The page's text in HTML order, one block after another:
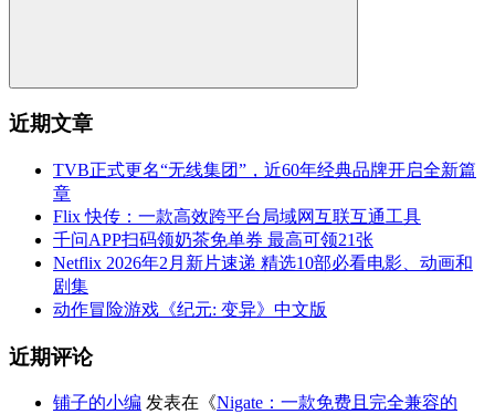
近期文章
TVB正式更名“无线集团”，近60年经典品牌开启全新篇
章
Flix 快传：一款高效跨平台局域网互联互通工具
千问APP扫码领奶茶免单券 最高可领21张
Netflix 2026年2月新片速递 精选10部必看电影、动画和
剧集
动作冒险游戏《纪元: 变异》中文版
近期评论
铺子的小编 发表在《Nigate：一款免费且完全兼容的